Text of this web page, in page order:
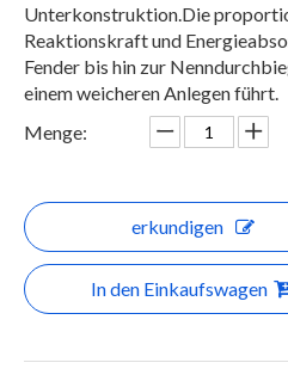
Unterkonstruktion.Die
Reaktionskraft und
Fender bis hin zur
einem weicheren Anlegen führt.
Menge:
erkundigen
In den Einkaufswagen